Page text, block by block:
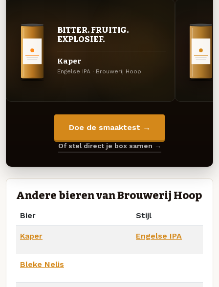
BITTER. FRUITIG.
EXPLOSIEF.
Kaper
Engelse IPA · Brouwerij Hoop
Doe de smaaktest →
Of stel direct je box samen →
Andere bieren van Brouwerij Hoop
Bier Stijl
Kaper Engelse IPA
Bleke Nelis